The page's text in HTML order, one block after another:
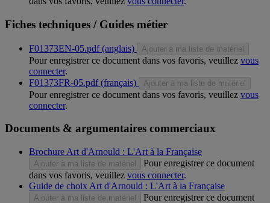
Fiches techniques / Guides métier
F01373EN-05.pdf (anglais) Ajouter à ma liste de matériel
Pour enregistrer ce document dans vos favoris, veuillez vous
connecter.
F01373FR-05.pdf (français)
Ajouter à ma liste de matériel
Pour enregistrer ce document dans vos favoris, veuillez vous
connecter.
Documents & argumentaires commerciaux
Brochure Art d'Arnould : L'Art à la Française
Ajouter à ma liste de matériel
Pour enregistrer ce document
dans vos favoris, veuillez vous connecter.
Guide de choix Art d'Arnould : L'Art à la Française
Ajouter à ma liste de matériel
Pour enregistrer ce document